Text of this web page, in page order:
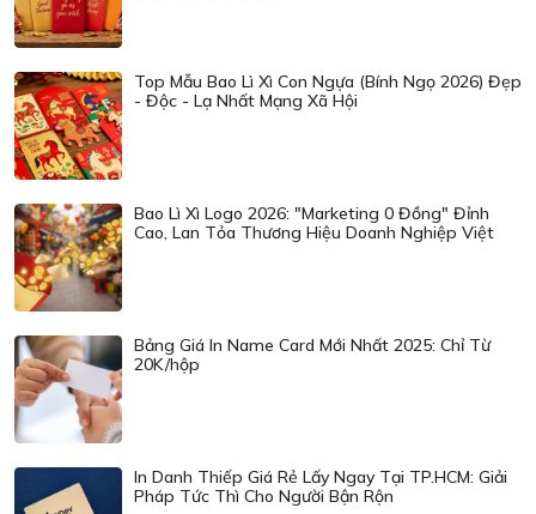
Top Mẫu Bao Lì Xì Con Ngựa (Bính Ngọ 2026) Đẹp
- Độc - Lạ Nhất Mạng Xã Hội
Bao Lì Xì Logo 2026: "Marketing 0 Đồng" Đỉnh
Cao, Lan Tỏa Thương Hiệu Doanh Nghiệp Việt
Bảng Giá In Name Card Mới Nhất 2025: Chỉ Từ
20K/hộp
In Danh Thiếp Giá Rẻ Lấy Ngay Tại TP.HCM: Giải
Pháp Tức Thì Cho Người Bận Rộn